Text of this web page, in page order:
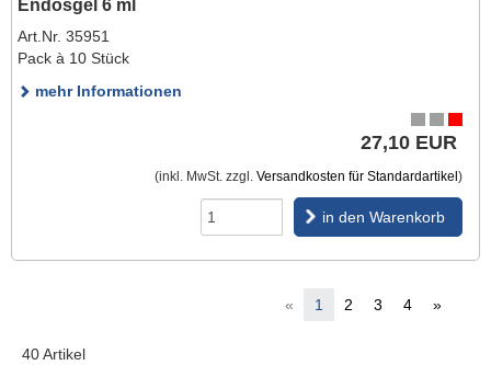
Endosgel 6 ml
Art.Nr. 35951
Pack à 10 Stück
mehr Informationen
27,10 EUR
(inkl. MwSt. zzgl. Versandkosten für Standardartikel )
in den Warenkorb
« 1 2 3 4 »
40 Artikel